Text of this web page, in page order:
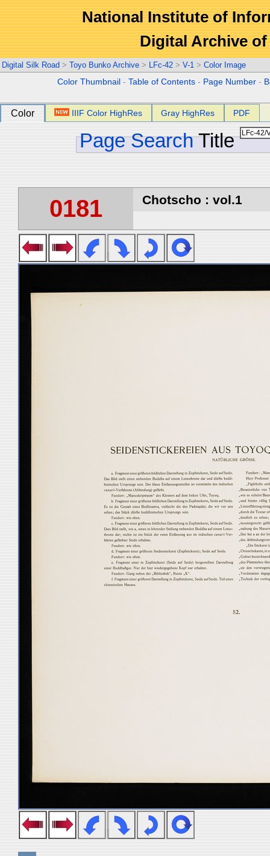
National Institute of
Digital Archive
Digital Silk Road > Toyo Bunko Archive > LFc-42 > V-1 > Color Image
Color Thumbnail -Table of Contents - Page Number -
Color IIIF Color HighRes Gray HighRes PDF
Page Search Title
0181 Chotscho : vol.1